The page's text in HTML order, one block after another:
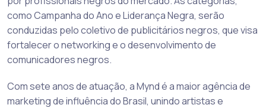
como Campanha do Ano e Liderança Negra, serão
conduzidas pelo coletivo de publicitários negros, que visa
fortalecer o networking e o desenvolvimento de
comunicadores negros.
Com sete anos de atuação, a Mynd é a maior agência de
marketing de influência do Brasil, unindo artistas e